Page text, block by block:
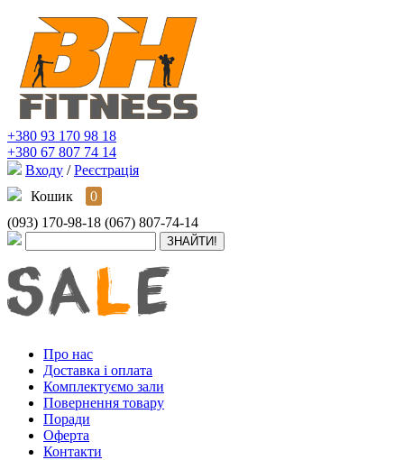
+380 93 170 98 18
+380 67 807 74 14
Входу / Реєстрація
Кошик
0
(093) 170-98-18 (067) 807-74-14
Про нас
Доставка і оплата
Комплектуємо зали
Повернення товару
Поради
Оферта
Контакти